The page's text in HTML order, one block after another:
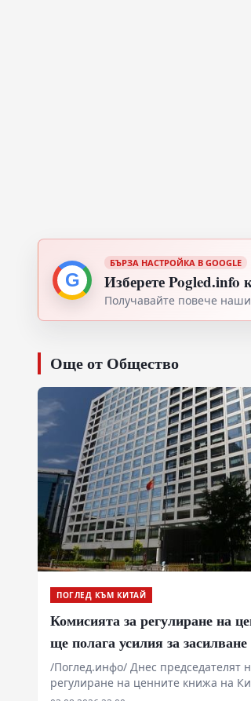
G
БЪРЗА НАСТРОЙКА В GOOGLE
Изберете Pogled.info
Получавайте повече
Още от Общество
ПОГЛЕД КЪМ КИТАЙ
Комисията за регулиране на
ще полага усилия за
международното влияние на
индекси и активи
/Поглед.инфо/ Днес председателят
регулиране на ценните книжа на
че комисията ще подкрепи